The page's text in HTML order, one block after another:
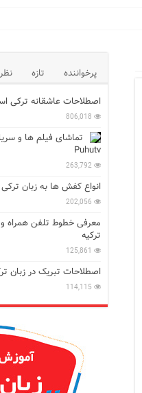
پرخواننده تازه
اصطلاحات عاشقانه ترکی
806,018
تماشای فیلم ها و
Puhutv
263,792
انواع کفش ها به زبان ترکی
202,056
معرفی خطوط تلفن همراه
ترکیه
125,861
اصطلاحات تبریک در زبان
114,115